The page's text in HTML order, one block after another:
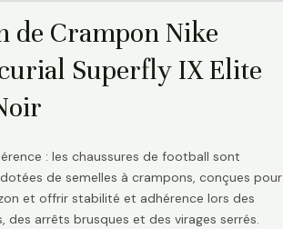
de Crampon Nike
Superfly IX Elite
: les chaussures de football sont
de semelles à crampons, conçues pour
et offrir stabilité et adhérence lors des
des arrêts brusques et des virages serrés.